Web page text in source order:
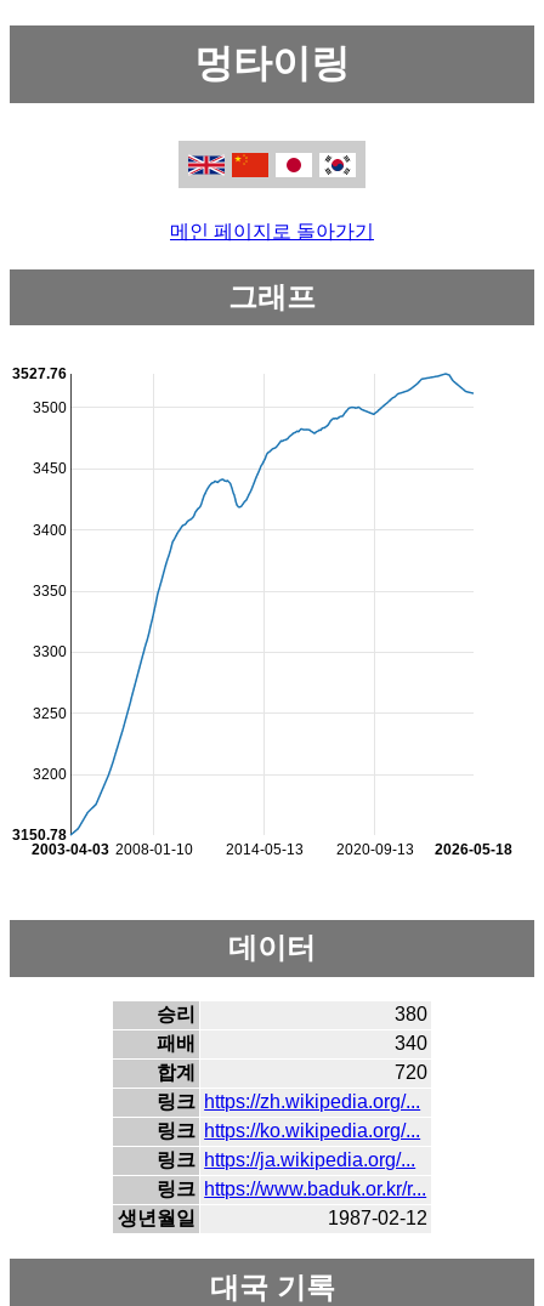
멍타이링
메인 페이지로 돌아가기
그래프
2008-01-10 2014-05-13 2020-09-13
2003-04-03 2026-05-18
3200
3250
3300
3350
3400
3450
3500
3150.78
3527.76
데이터
승리
380
패배
340
합계
720
링크 https://zh.wikipedia.org/...
링크 https://ko.wikipedia.org/...
링크 https://ja.wikipedia.org/...
링크 https://www.baduk.or.kr/r...
생년월일
1987-02-12
대국 기록